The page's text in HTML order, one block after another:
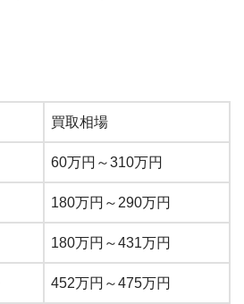
買取相場
60万円～310万円
180万円～290万円
180万円～431万円
452万円～475万円